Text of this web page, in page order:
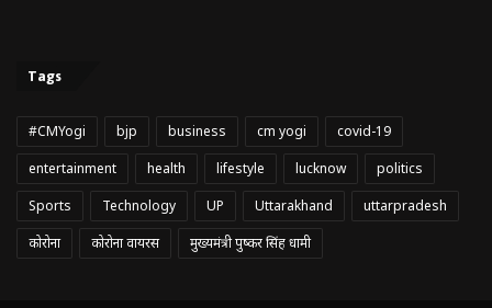
Tags
#CMYogi bjp business cm yogi
covid-19
entertainment
health lifestyle lucknow
politics
Sports
Technology UP Uttarakhand
uttarpradesh
कोरोना
कोरोना वायरस मुख्यमंत्री पुष्कर सिंह धामी